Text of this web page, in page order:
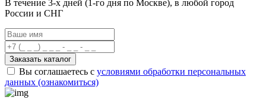
В течение 3-х дней (1-го дня по Москве), в любой город
России и СНГ
Заказать каталог
Вы соглашаетесь с условиями обработки персональных
данных (ознакомиться)